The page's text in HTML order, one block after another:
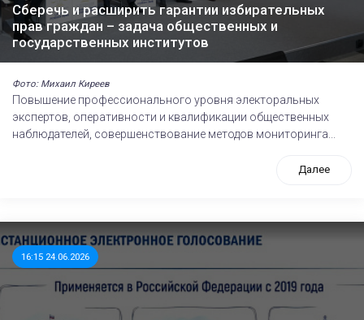
Сберечь и расширить гарантии избирательных
прав граждан – задача общественных и
государственных институтов
Фото: Михаил Киреев
Повышение профессионального уровня электоральных
экспертов, оперативности и квалификации общественных
наблюдателей, совершенствование методов мониторинга...
Далее
16:15 24.06.2026